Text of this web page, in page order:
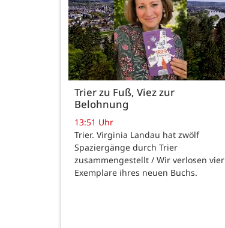
Trier zu Fuß, Viez zur
Belohnung
13:51 Uhr
Trier. Virginia Landau hat zwölf
Spaziergänge durch Trier
zusammengestellt / Wir verlosen vier
Exemplare ihres neuen Buchs.